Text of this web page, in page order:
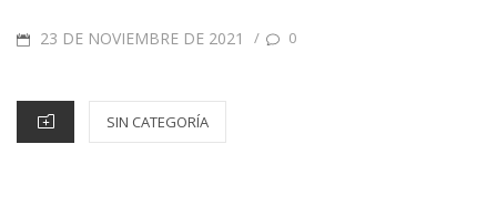
23 DE NOVIEMBRE DE 2021 / 0
SIN CATEGORÍA